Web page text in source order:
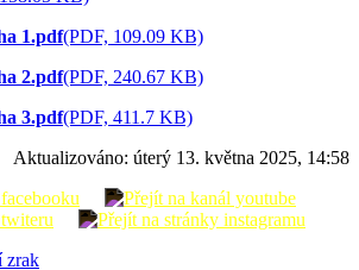
1.pdf(PDF, 109.09 KB)
2.pdf(PDF, 240.67 KB)
3.pdf(PDF, 411.7 KB)
Aktualizováno: úterý 13. května 2025, 14:58
zrak